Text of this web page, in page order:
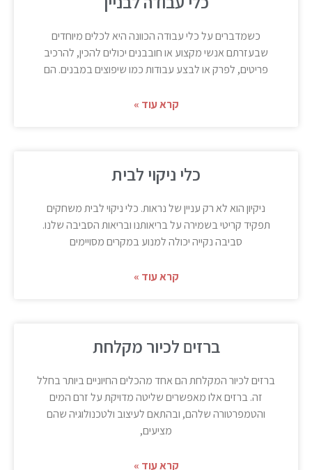
כשמדברים על כלי עבודה הכוונה היא לכלים מיוחדים
שבעזרתם אנשי מקצוע או חובבנים יכולים להכין, להרכיב
פריטים, לפרק או לבצע עבודות כמו שיפוצים במבנים. הם
קרא עוד »
כלי ניקוי לבית
ניקיון הוא לא רק עניין של נראות. כלי ניקוי לבית משחקים
תפקיד קריטי בשמירה על בריאותנו ובריאות הסביבה שלנו.
סביבה נקייה יכולה למנוע במקרים מסויימים
קרא עוד »
ברזים לכיור מקלחת
ברזים לכיור המקלחת הם אחד מהכלים החיוניים ביותר בחלל
זה. ברזים אלו מאפשרים שליטה מדויקת על זרם המים
והטמפרטורה שלהם, ובהתאם לעיצוב ולטכנולוגיה שהם
מציעים,
קרא עוד »